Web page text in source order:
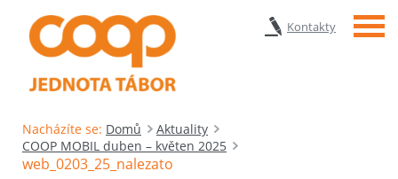
Kontakty Menu
Nacházíte se: Domů
Aktuality
COOP MOBIL duben – květen 2025
web_0203_25_nalezato